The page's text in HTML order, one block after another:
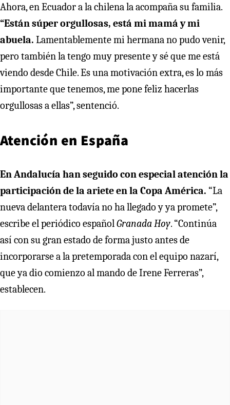
Ahora, en Ecuador a la chilena la acompaña su familia.
“Están súper orgullosas, está mi mamá y mi
abuela. Lamentablemente mi hermana no pudo venir,
pero también la tengo muy presente y sé que me está
viendo desde Chile. Es una motivación extra, es lo más
importante que tenemos, me pone feliz hacerlas
orgullosas a ellas”, sentenció.
Atención en España
En Andalucía han seguido con especial atención la
participación de la ariete en la Copa América. “La
nueva delantera todavía no ha llegado y ya promete”,
escribe el periódico españolGranada Hoy. “Continúa
así con su gran estado de forma justo antes de
incorporarse a la pretemporada con el equipo nazarí,
que ya dio comienzo al mando de Irene Ferreras”,
establecen.